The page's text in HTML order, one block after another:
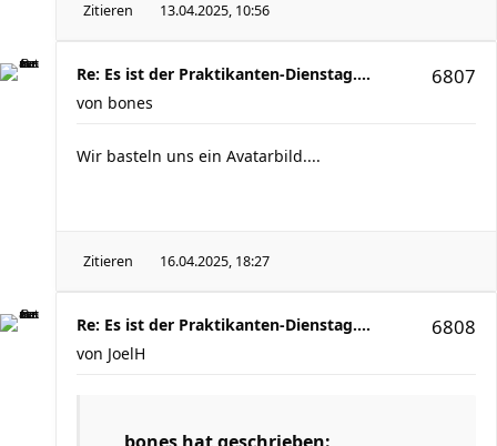
Zitieren 13.04.2025, 10:56
Re: Es ist der Praktikanten-Dienstag.... 6807
von bones
Wir basteln uns ein Avatarbild....
Zitieren 16.04.2025, 18:27
Re: Es ist der Praktikanten-Dienstag.... 6808
von JoelH